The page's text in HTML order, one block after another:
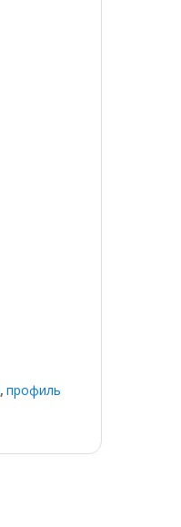
,профиль